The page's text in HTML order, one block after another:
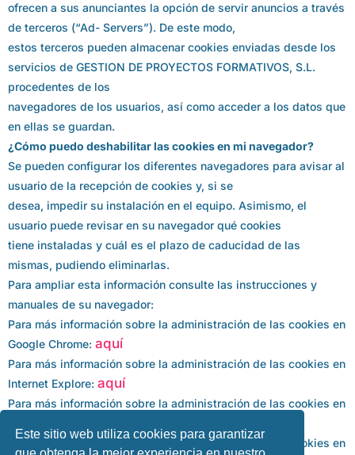
ofrecen a sus anunciantes la opción de servir anuncios a través
de terceros (“Ad- Servers”). De este modo,
estos terceros pueden almacenar cookies enviadas desde los
servicios de GESTION DE PROYECTOS FORMATIVOS, S.L.
procedentes de los
navegadores de los usuarios, así como acceder a los datos que
en ellas se guardan.
¿Cómo puedo deshabilitar las cookies en mi navegador?
Se pueden configurar los diferentes navegadores para avisar al
usuario de la recepción de cookies y, si se
desea, impedir su instalación en el equipo. Asimismo, el
usuario puede revisar en su navegador qué cookies
tiene instaladas y cuál es el plazo de caducidad de las
mismas, pudiendo eliminarlas.
Para ampliar esta información consulte las instrucciones y
manuales de su navegador:
Para más información sobre la administración de las cookies en
Google Chrome: aquí
Para más información sobre la administración de las cookies en
Internet Explore: aquí
Para más información sobre la administración de las cookies en
Para más información sobre la administración de las cookies en
Este sitio web utiliza cookies para garantizar